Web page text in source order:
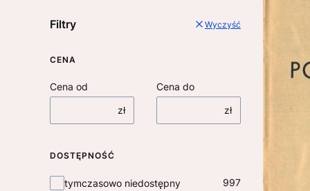
Filtry Wyczyść
CENA
Cena od
zł
Cena do
zł
DOSTĘPNOŚĆ
Dostępność
tymczasowo niedostępny 997